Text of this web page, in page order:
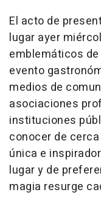
El acto de
lugar ayer
emblemáticos
evento
medios de
asociaciones
instituciones
conocer de
única e
lugar y de
magia resurge